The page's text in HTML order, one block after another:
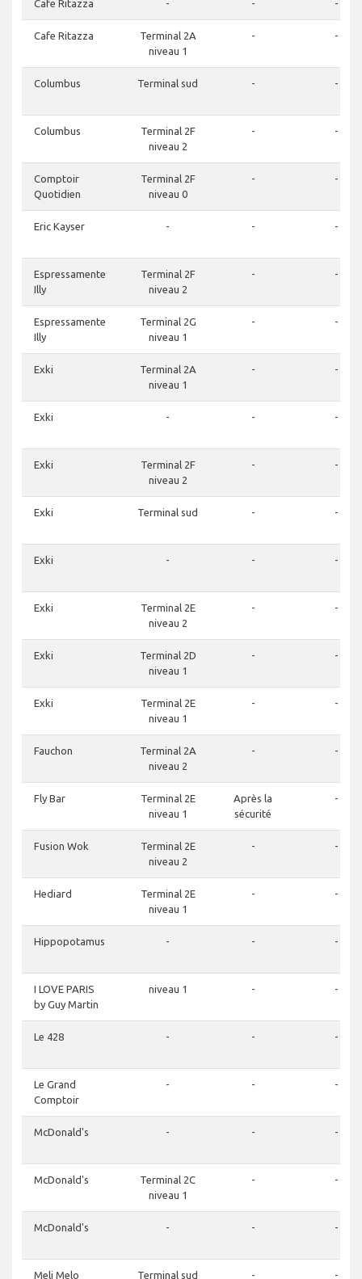
Cafe Ritazza - - -
Cafe Ritazza
Terminal 2A
niveau 1
- -
Columbus Terminal sud - -
Columbus
Terminal 2F
niveau 2
- -
Comptoir
Quotidien
Terminal 2F
niveau 0
- -
Eric Kayser - - -
Espressamente
Illy
Terminal 2F
niveau 2
- -
Espressamente
Illy
Terminal 2G
niveau 1
- -
Exki
Terminal 2A
niveau 1
- -
Exki - - -
Exki
Terminal 2F
niveau 2
- -
Exki Terminal sud - -
Exki - - -
Exki
Terminal 2E
niveau 2
- -
Exki
Terminal 2D
niveau 1
- -
Exki
Terminal 2E
niveau 1
- -
Fauchon
Terminal 2A
niveau 2
- -
Fly Bar
Terminal 2E
niveau 1
Après la
sécurité
-
Fusion Wok
Terminal 2E
niveau 2
- -
Hediard
Terminal 2E
niveau 1
- -
Hippopotamus - - -
I LOVE PARIS
by Guy Martin
niveau 1 - -
Le 428 - - -
Le Grand
Comptoir
- - -
McDonald's - - -
McDonald's
Terminal 2C
niveau 1
- -
McDonald's - - -
Meli Melo Terminal sud - -